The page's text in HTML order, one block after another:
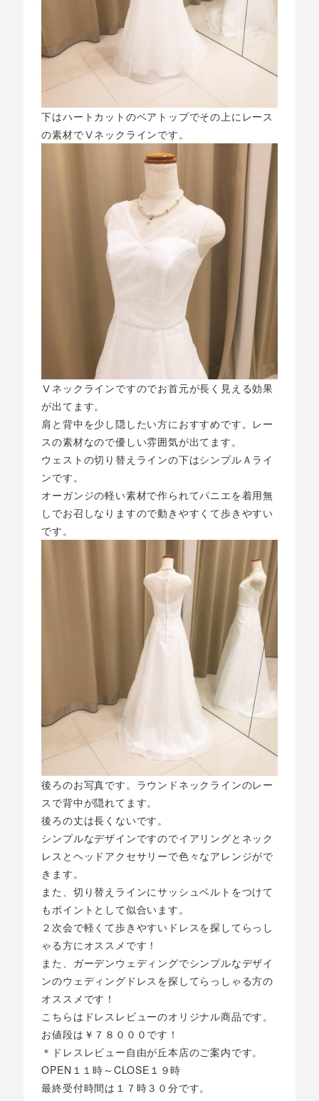
下はハートカットのベアトップでその上にレース
の素材でⅤネックラインです。
Ⅴネックラインですのでお首元が長く見える効果
が出てます。
肩と背中を少し隠したい方におすすめです。レー
スの素材なので優しい雰囲気が出てます。
ウェストの切り替えラインの下はシンプルＡライ
ンです。
オーガンジの軽い素材で作られてパニエを着用無
しでお召しなりますので動きやすくて歩きやすい
です。
後ろのお写真です。ラウンドネックラインのレー
スで背中が隠れてます。
後ろの丈は長くないです。
シンプルなデザインですのでイアリングとネック
レスとヘッドアクセサリーで色々なアレンジがで
きます。
また、切り替えラインにサッシュベルトをつけて
もポイントとして似合います。
２次会で軽くて歩きやすいドレスを探してらっし
ゃる方にオススメです！
また、ガーデンウェディングでシンプルなデザイ
ンのウェディングドレスを探してらっしゃる方の
オススメです！
こちらはドレスレビューのオリジナル商品です。
お値段は￥７８０００です！
＊ドレスレビュー自由が丘本店のご案内です。
OPEN１１時～CLOSE１９時
最終受付時間は１７時３０分です。